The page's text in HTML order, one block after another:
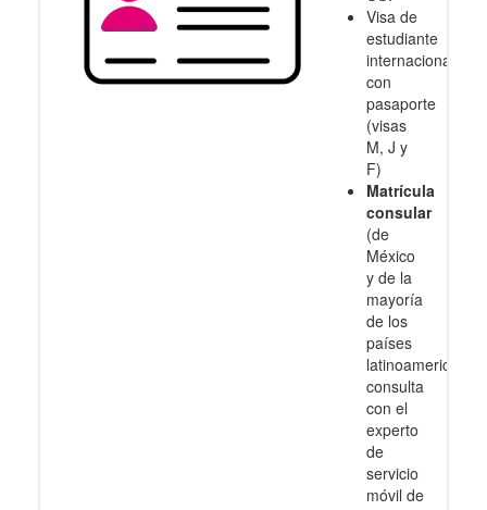
Visa de
estudiante
internacional
con
pasaporte
(visas
M, J y
F)
Matrícula
consular
(de
México
y de la
mayoría
de los
países
latinoamericanos,
consulta
con el
experto
de
servicio
móvil de